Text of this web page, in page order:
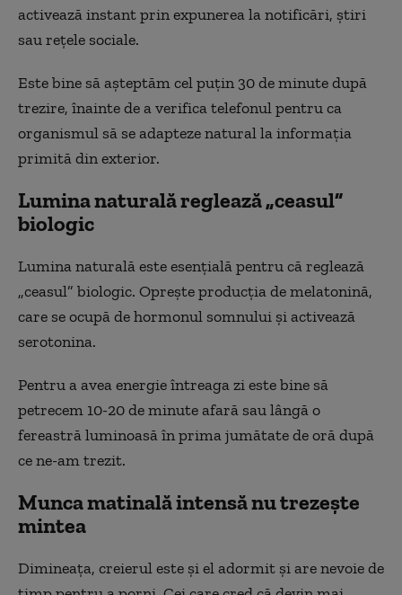
activează instant prin expunerea la notificări, știri
sau rețele sociale.
Este bine să așteptăm cel puțin 30 de minute după
trezire, înainte de a verifica telefonul pentru ca
organismul să se adapteze natural la informația
primită din exterior.
Lumina naturală reglează „ceasul”
biologic
Lumina naturală este esențială pentru că reglează
„ceasul” biologic. Oprește producția de melatonină,
care se ocupă de hormonul somnului și activează
serotonina.
Pentru a avea energie întreaga zi este bine să
petrecem 10-20 de minute afară sau lângă o
fereastră luminoasă în prima jumătate de oră după
ce ne-am trezit.
Munca matinală intensă nu trezește
mintea
Dimineața, creierul este și el adormit și are nevoie de